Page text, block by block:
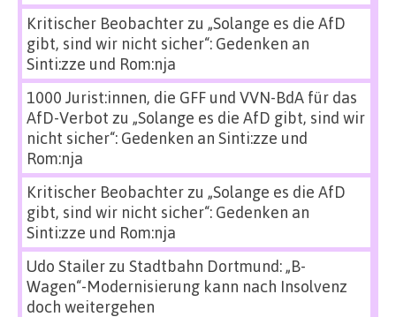
Kritischer Beobachterzu „Solange es die AfD
gibt, sind wir nicht sicher“: Gedenken an
Sinti:zze und Rom:nja
1000 Jurist:innen, die GFF und VVN-BdA für das
AfD-Verbot zu „Solange es die AfD gibt, sind wir
nicht sicher“: Gedenken an Sinti:zze und
Rom:nja
Kritischer Beobachterzu „Solange es die AfD
gibt, sind wir nicht sicher“: Gedenken an
Sinti:zze und Rom:nja
Udo Stailerzu Stadtbahn Dortmund: „B-
Wagen“-Modernisierung kann nach Insolvenz
doch weitergehen